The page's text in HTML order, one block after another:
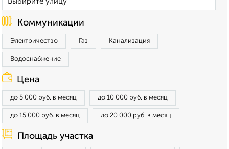
Коммуникации
Электричество Газ Канализация
Водоснабжение
Цена
до 5 000 руб. в месяц до 10 000 руб. в месяц
до 15 000 руб. в месяц до 20 000 руб. в месяц
Площадь участка